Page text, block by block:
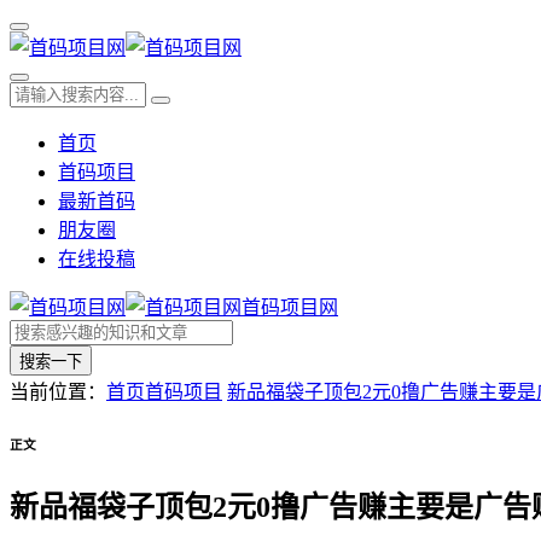
首页
首码项目
最新首码
朋友圈
在线投稿
首码项目网
搜索一下
当前位置： 首页首码项目 新品福袋子顶包2元0撸广告赚主要是
正文
新品福袋子顶包2元0撸广告赚主要是广告